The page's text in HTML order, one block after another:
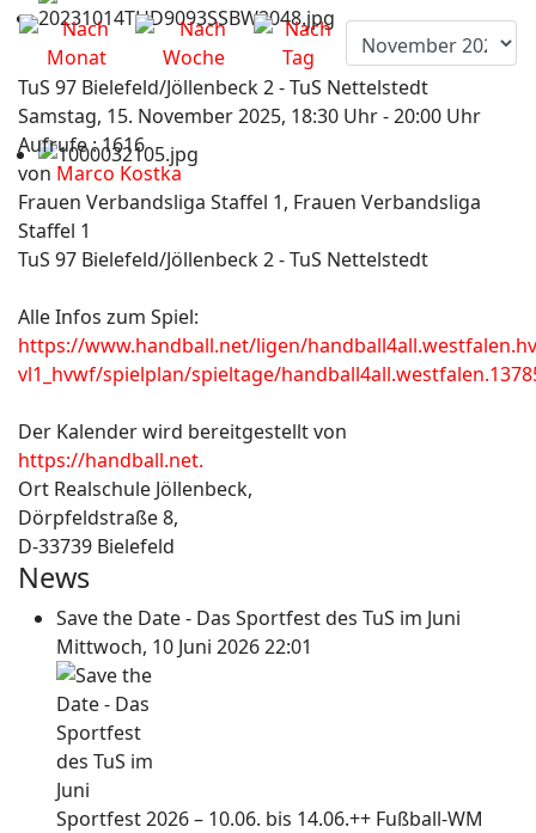
TuS 97 Bielefeld/Jöllenbeck 2 - TuS Nettelstedt
Samstag, 15. November 2025, 18:30 Uhr - 20:00 Uhr
Aufrufe: 1616
von Marco Kostka
Frauen Verbandsliga Staffel 1, Frauen Verbandsliga
Staffel 1
TuS 97 Bielefeld/Jöllenbeck 2 - TuS Nettelstedt
Alle Infos zum Spiel:
https://www.handball.net/ligen/
vl1_hvwf/spielplan/spieltage/
Der Kalender wird bereitgestellt von
https://handball.net.
Ort Realschule Jöllenbeck,
Dörpfeldstraße 8,
D-33739 Bielefeld
News
Save the Date - Das Sportfest des TuS im Juni
Mittwoch, 10 Juni 2026 22:01
Sportfest 2026 – 10.06. bis 14.06.++ Fußball-WM